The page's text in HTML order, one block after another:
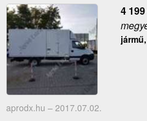
4
aprodx.hu – 2017.07.02.